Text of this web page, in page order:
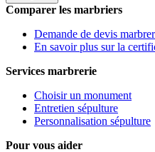
Comparer les marbriers
Demande de devis
En savoir plus sur la
Services marbrerie
Choisir un monument
Entretien sépulture
Personnalisation sépulture
Pour vous aider